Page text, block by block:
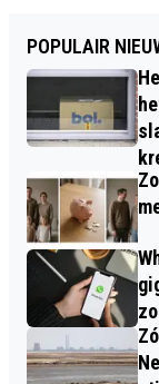
POPULAIR